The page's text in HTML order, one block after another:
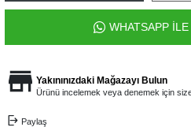
WHATSAPP
Yakınınızdaki Mağazayı Bulun
Ürünü incelemek veya denemek için
Paylaş